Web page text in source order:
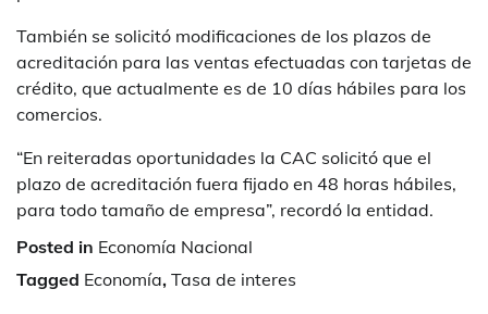
También se solicitó modificaciones de los plazos de
acreditación para las ventas efectuadas con tarjetas de
crédito, que actualmente es de 10 días hábiles para los
comercios.
“En reiteradas oportunidades la CAC solicitó que el
plazo de acreditación fuera fijado en 48 horas hábiles,
para todo tamaño de empresa”, recordó la entidad.
Posted in Economía Nacional
Tagged Economía, Tasa de interes